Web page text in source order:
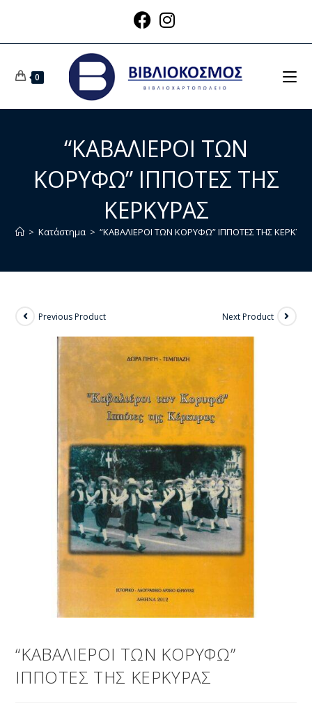
0
“ΚΑΒΑΛΙΕΡΟΙ ΤΩΝ
ΚΟΡΥΦΩ” ΙΠΠΟΤΕΣ ΤΗΣ
ΚΕΡΚΥΡΑΣ
> Κατάστημα > “ΚΑΒΑΛΙΕΡΟΙ ΤΩΝ ΚΟΡΥΦΩ” ΙΠΠΟΤΕΣ ΤΗΣ
Previous Product Next Product
“ΚΑΒΑΛΙΕΡΟΙ ΤΩΝ ΚΟΡΥΦΩ”
ΙΠΠΟΤΕΣ ΤΗΣ ΚΕΡΚΥΡΑΣ